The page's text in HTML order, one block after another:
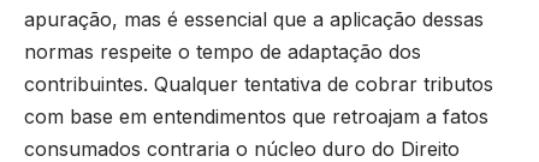
apuração, mas é essencial que a aplicação dessas
normas respeite o tempo de adaptação dos
contribuintes. Qualquer tentativa de cobrar tributos
com base em entendimentos que retroajam a fatos
consumados contraria o núcleo duro do Direito